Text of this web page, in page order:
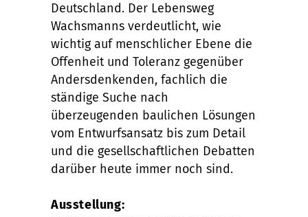
Deutschland. Der Lebensweg
Wachsmanns verdeutlicht, wie
wichtig auf menschlicher Ebene die
Offenheit und Toleranz gegenüber
Andersdenkenden, fachlich die
ständige Suche nach
überzeugenden baulichen Lösungen
vom Entwurfsansatz bis zum Detail
und die gesellschaftlichen Debatten
darüber heute immer noch sind.
Ausstellung: